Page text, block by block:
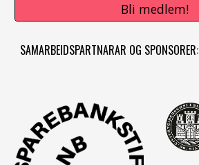
Bli medlem!
SAMARBEIDSPARTNARAR OG SPONSORER: